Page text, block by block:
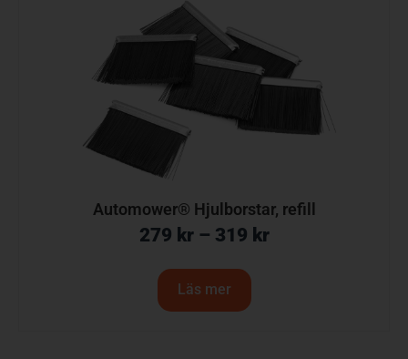
Automower® Hjulborstar, refill
279 kr – 319 kr
Läs mer